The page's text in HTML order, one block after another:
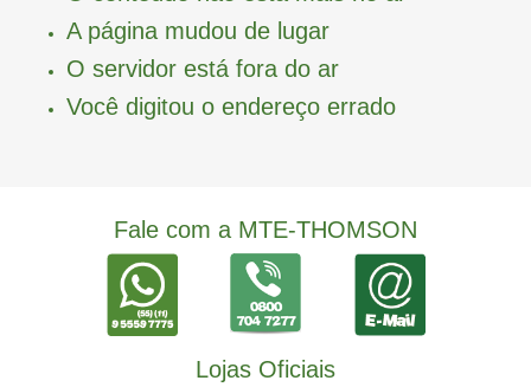
A página mudou de lugar
O servidor está fora do ar
Você digitou o endereço errado
Fale com a MTE-THOMSON
Lojas Oficiais